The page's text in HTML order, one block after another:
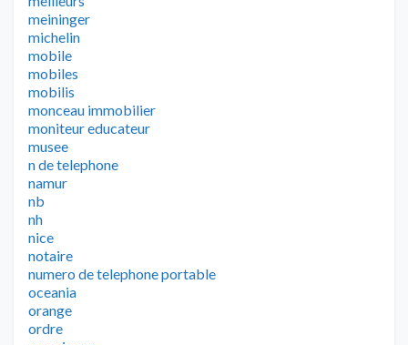
meininger
michelin
mobile
mobiles
mobilis
monceau immobilier
moniteur educateur
musee
n de telephone
namur
nb
nh
nice
notaire
numero de telephone portable
oceania
orange
ordre